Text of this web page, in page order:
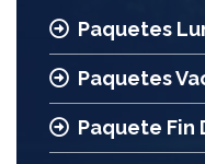
Paquetes
Paquetes
Paquete Fin